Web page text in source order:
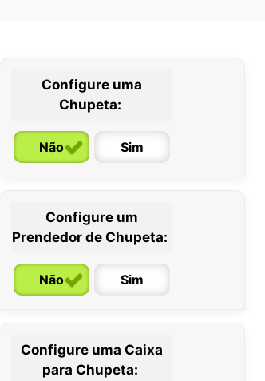
Configure uma
Chupeta:
Não Sim
0 / 6 meses 6 / 36 meses
Configure um
Prendedor de Chupeta:
Não Sim
Configure uma Caixa
para Chupeta: